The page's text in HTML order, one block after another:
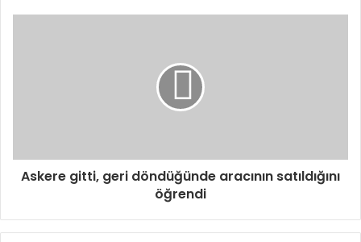
Askere gitti, geri döndüğünde aracının satıldığını
öğrendi